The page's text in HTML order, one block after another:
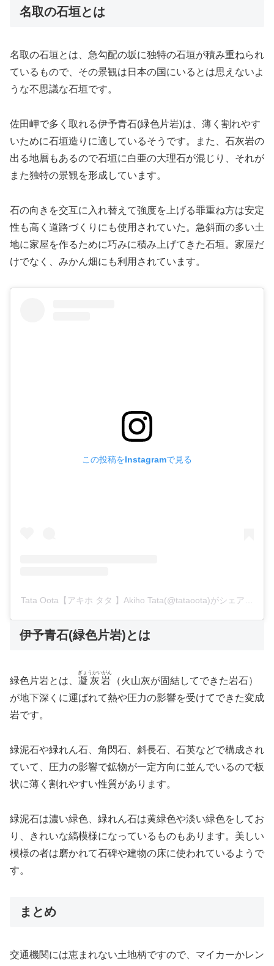
名取の石垣とは
名取の石垣とは、急勾配の坂に独特の石垣が積み重ねられ
ているもので、その景観は日本の国にいるとは思えないよ
うな不思議な石垣です。
佐田岬で多く取れる伊予青石(緑色片岩)は、薄く割れやす
いために石垣造りに適しているそうです。また、石灰岩の
出る地層もあるので石垣に白亜の大理石が混じり、それが
また独特の景観を形成しています。
石の向きを交互に入れ替えて強度を上げる罪重ね方は安定
性も高く道路づくりにも使用されていた。急斜面の多い土
地に家屋を作るために巧みに積み上げてきた石垣。家屋だ
けでなく、みかん畑にも利用されています。
この投稿をInstagramで見る
Tata Oota【アキホ タタ 】Akiho Tata(@tataoota)がシェアした投
伊予青石(緑色片岩)とは
緑色片岩とは、 凝灰岩
ぎょうかいがん
（火山灰が固結してできた岩石）
が地下深くに運ばれて熱や圧力の影響を受けてできた変成
岩です。
緑泥石や緑れん石、角閃石、斜長石、石英などで構成され
ていて、圧力の影響で鉱物が一定方向に並んでいるので板
状に薄く割れやすい性質があります。
緑泥石は濃い緑色、緑れん石は黄緑色や淡い緑色をしてお
り、きれいな縞模様になっているものもあります。美しい
模様の者は磨かれて石碑や建物の床に使われているようで
す。
まとめ
交通機関には恵まれない土地柄ですので、マイカーかレン